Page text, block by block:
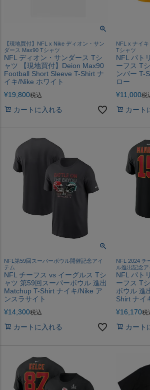
【現地買付】NFL x Nike ディオン・サン
ダース Max90 Tシャツ
NFL ディオン・サンダース Tシ
ャツ 【現地買付】Deion Max90
Football Short Sleeve T-Shirt ナ
イキ/Nike ホワイト
¥19,800税込
カートに入れる
NFL x ナイ
Tシャツ
NFL パト
ーフス T
ンバー T-
ロー
¥11,000税
カート
NFL第59回スーパーボウル開催記念アイ
テム
NFL チーフス vs イーグルス Tシ
ャツ 第59回スーパーボウル 進出
Matchup T-Shirt ナイキ/Nike ア
ンスラサイト
¥14,300税込
カートに入れる
NFL 2024 チ
ル進出記念
NFL パト
ーフス T
ボウル 進
Shirt ナイ
¥16,170税
カート